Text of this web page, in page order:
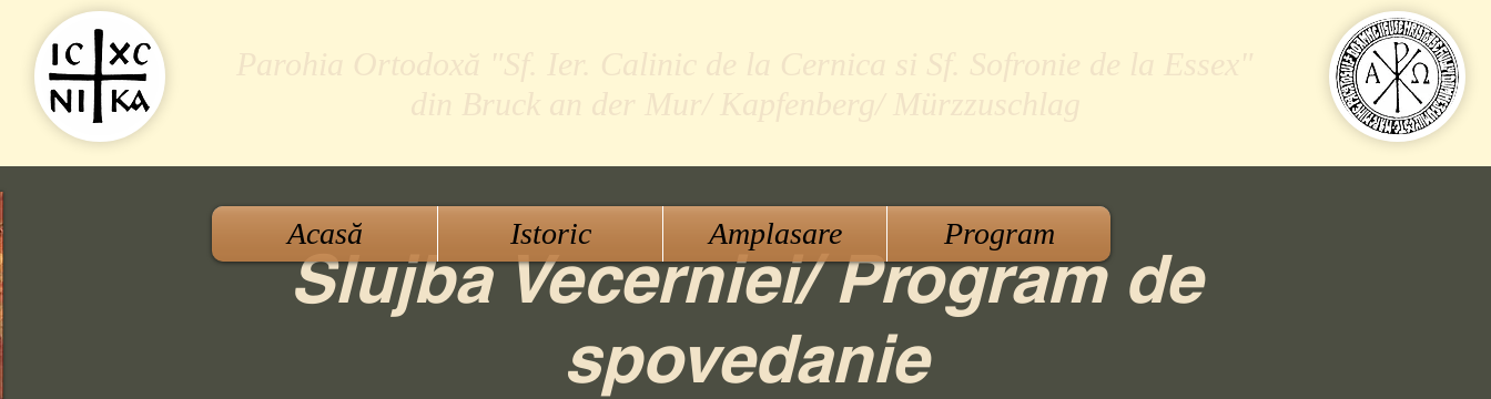
Slujba Vecerniei/ Program de
spovedanie
Acasă Istoric Amplasare Program